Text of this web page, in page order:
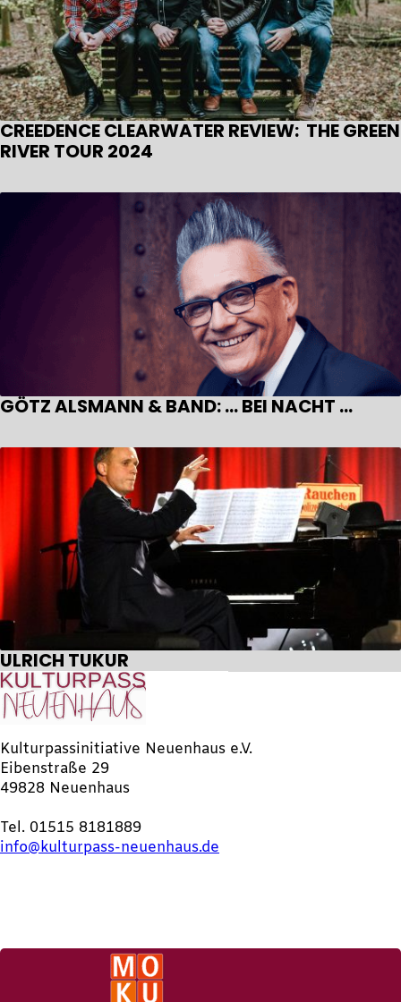
CREEDENCE CLEARWATER REVIEW: THE GREEN
RIVER TOUR 2024
GÖTZ ALSMANN & BAND: … BEI NACHT …
ULRICH TUKUR
Kulturpassinitiative Neuenhaus e.V.
Eibenstraße 29
49828 Neuenhaus
Tel. 01515 8181889
info@kulturpass-neuenhaus.de